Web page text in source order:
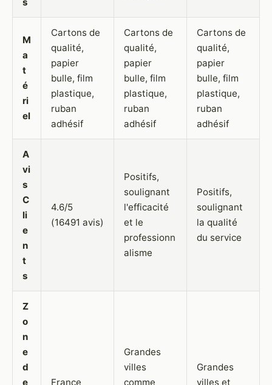
M
a
t
é
ri
el
Cartons de
qualité,
papier
bulle, film
plastique,
ruban
adhésif
Cartons de
qualité,
papier
bulle, film
plastique,
ruban
adhésif
Cartons de
qualité,
papier
bulle, film
plastique,
ruban
adhésif
A
vi
s
C
li
e
n
t
s
4.6/5
(16491 avis)
Positifs,
soulignant
l'efficacité
et le
professionn
alisme
Positifs,
soulignant
la qualité
du service
Z
o
n
e
d
e
France
Grandes
villes
comme
Grandes
villes et